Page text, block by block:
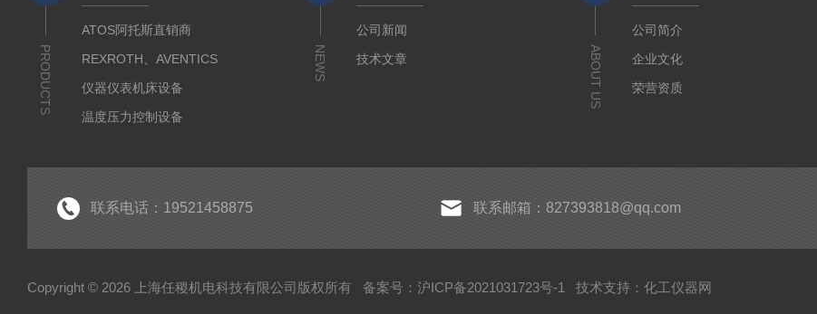
PRODUCTS
ATOS阿托斯直销商
REXROTH、AVENTICS
仪器仪表机床设备
温度压力控制设备
液压润滑工业设备
HYPROSTATIK海浮乐
NEWS
公司新闻
技术文章
ABOUT US
公司简介
企业文化
荣营资质
联系电话：19521458875 联系邮箱：827393818@qq.com
Copyright © 2026 上海任稷机电科技有限公司版权所有 备案号：沪ICP备2021031723号-1 技术支持： 化工仪器网